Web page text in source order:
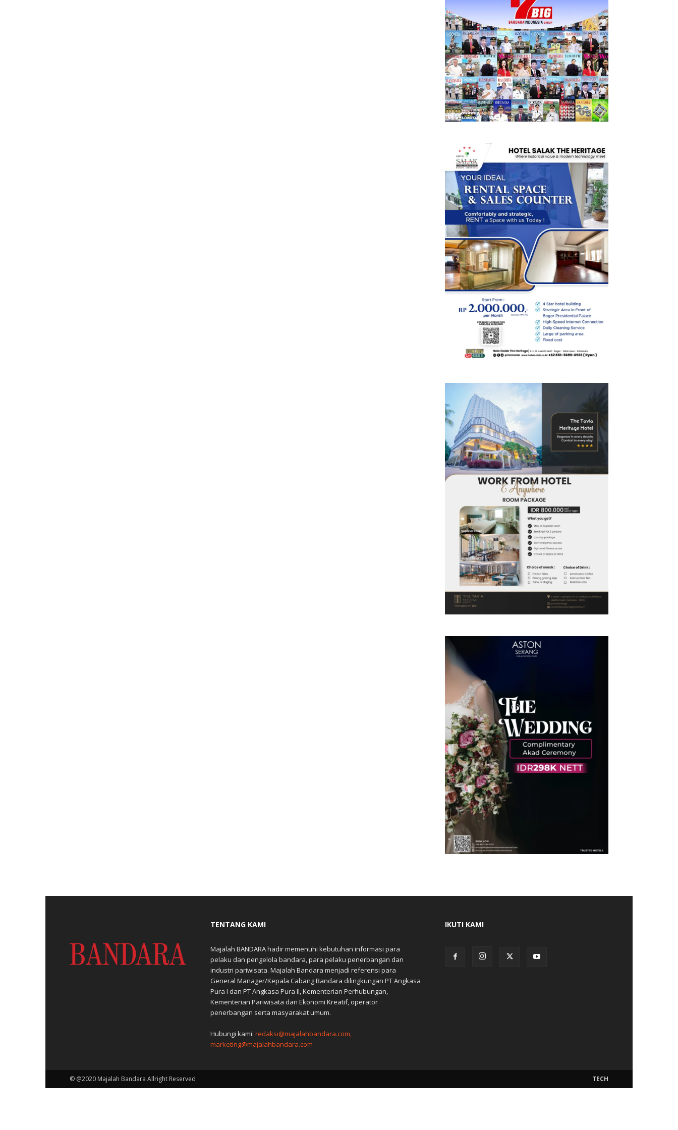
TENTANG KAMI
Majalah BANDARA hadir memenuhi kebutuhan informasi para
pelaku dan pengelola bandara, para pelaku penerbangan dan
industri pariwisata. Majalah Bandara menjadi referensi para
General Manager/Kepala Cabang Bandara dilingkungan PT Angkasa
Pura I dan PT Angkasa Pura II, Kementerian Perhubungan,
Kementerian Pariwisata dan Ekonomi Kreatif, operator
penerbangan serta masyarakat umum.
Hubungi kami: redaksi@majalahbandara.com,
marketing@majalahbandara.com
IKUTI KAMI
TECH
© @2020 Majalah Bandara Allright Reserved